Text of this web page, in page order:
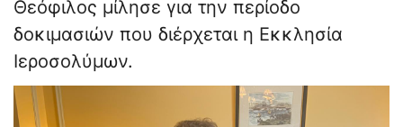
Θεόφιλος μίλησε για την περίοδο
δοκιμασιών που διέρχεται η Εκκλησία
Ιεροσολύμων.